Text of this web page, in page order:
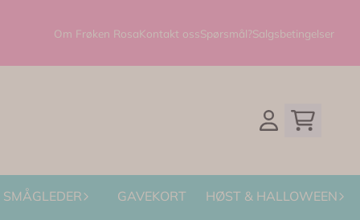
Om Frøken RosaKontakt ossSpørsmål?Salgsbetingelser
SMÅGLEDER GAVEKORT
HØST & HALLOWEEN